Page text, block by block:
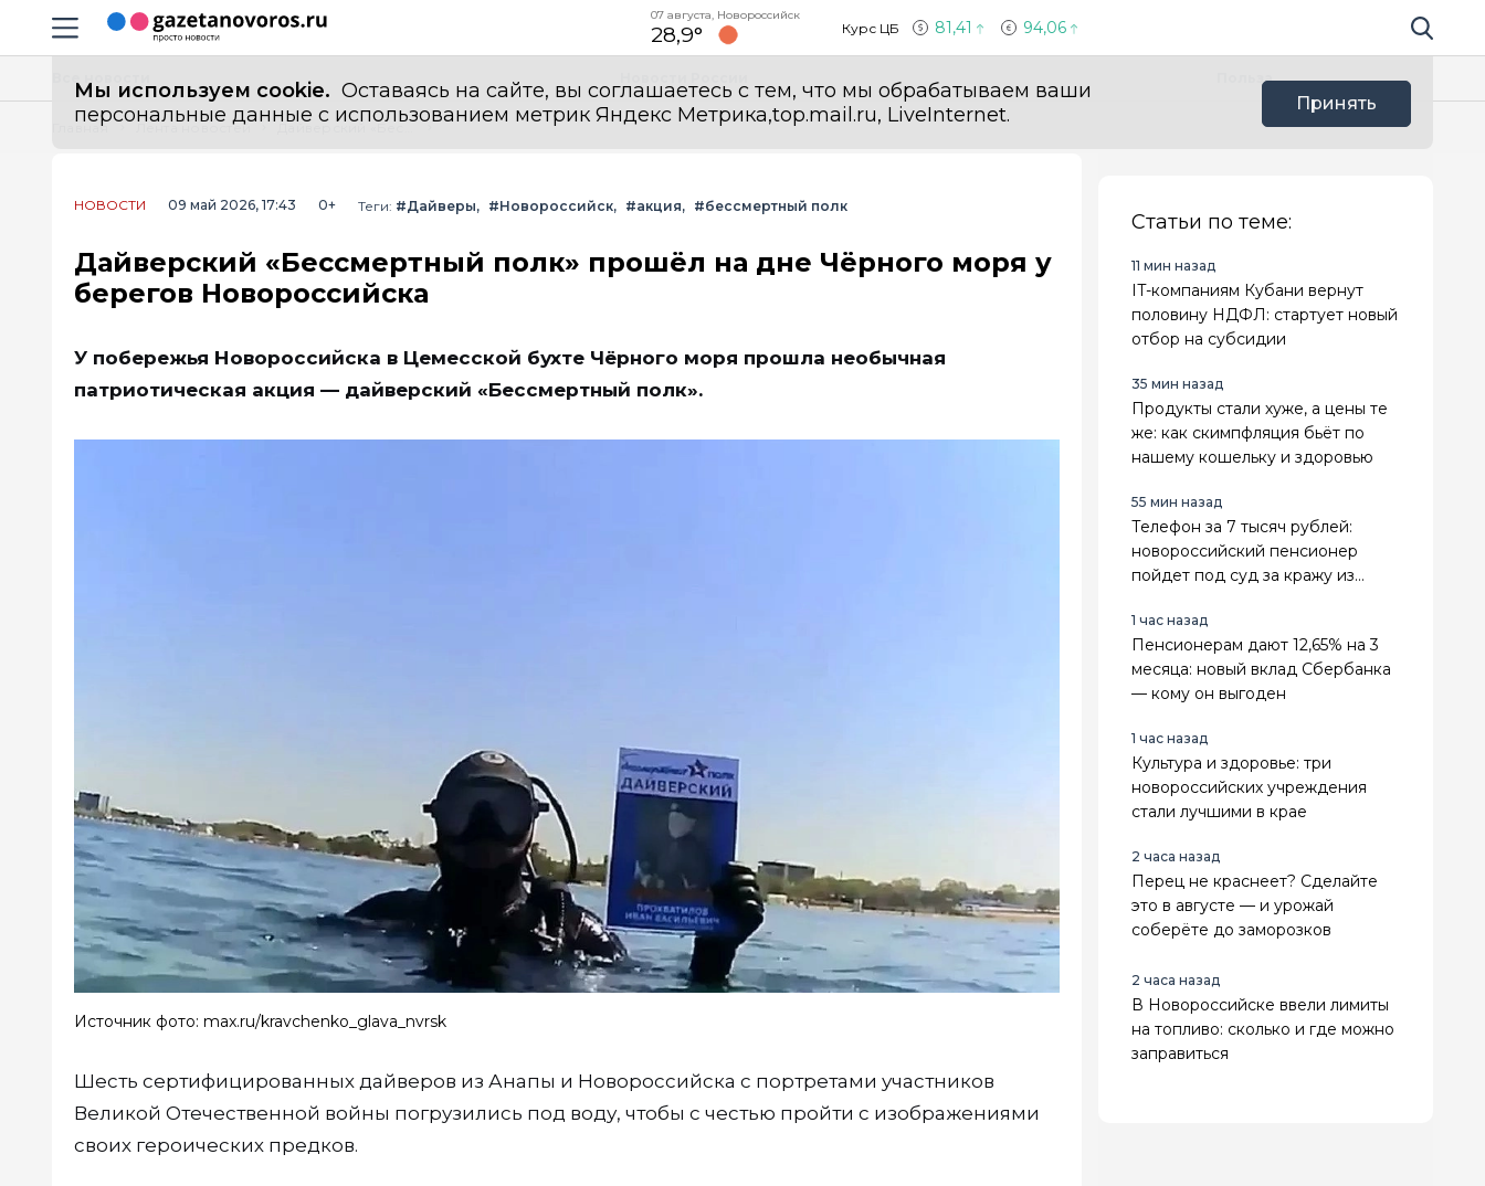
Навигация сайта
07 августа, Новороссийск
28,9° Курс ЦБ 81,41 94,06 Поиск по
Мы используем cookie. Оставаясь на сайте, вы соглашаетесь с тем, что мы обрабатываем ваши
персональные данные с использованием метрик Яндекс Метрика,top.mail.ru, LiveInternet.
Принять
Польза
Главная Лента новостей Дайверский «Бессмертный полк» прошёл на дне Чёрного моря у берегов Новороссийска
НОВОСТИ 09 май 2026, 17:43 0+ Теги: #Дайверы #Новороссийск #акция #бессмертный полк
Дайверский «Бессмертный полк» прошёл на дне Чёрного моря у
берегов Новороссийска
У побережья Новороссийска в Цемесской бухте Чёрного моря прошла необычная
патриотическая акция — дайверский «Бессмертный полк».
Источник фото: max.ru/kravchenko_glava_nvrsk
Шесть сертифицированных дайверов из Анапы и Новороссийска с портретами участников
Великой Отечественной войны погрузились под воду, чтобы с честью пройти с изображениями
своих героических предков.
Статьи по теме:
11 мин назад
IT-компаниям Кубани вернут
половину НДФЛ: стартует новый
отбор на субсидии
35 мин назад
Продукты стали хуже, а цены те
же: как скимпфляция бьёт по
нашему кошельку и здоровью
55 мин назад
Телефон за 7 тысяч рублей:
новороссийский пенсионер
пойдет под суд за кражу из
1 час назад
Пенсионерам дают 12,65% на 3
месяца: новый вклад Сбербанка
— кому он выгоден
1 час назад
Культура и здоровье: три
новороссийских учреждения
стали лучшими в крае
2 часа назад
Перец не краснеет? Сделайте
это в августе — и урожай
соберёте до заморозков
2 часа назад
В Новороссийске ввели лимиты
на топливо: сколько и где можно
заправиться